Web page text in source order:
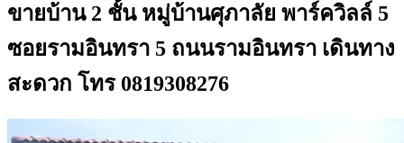
ขายบ้าน 2 ชั้น หมู่บ้านศุภาลัย พาร์ควิลล์ 5
ซอยรามอินทรา 5 ถนนรามอินทรา เดินทาง
สะดวก โทร 0819308276